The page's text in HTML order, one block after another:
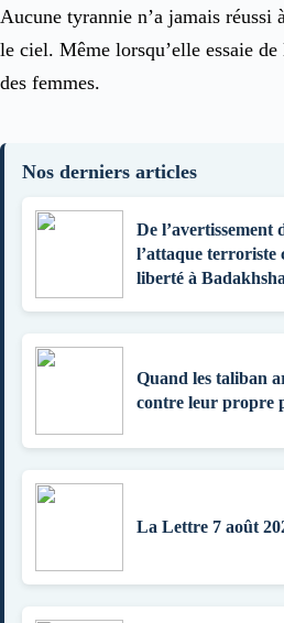
Aucune tyrannie n’a jamais réussi
le ciel. Même lorsqu’elle essaie
des femmes.
Nos derniers articles
De l’avertissement
l’attaque terroriste
liberté à
Quand les taliban
contre leur propre
La Lettre 7 août